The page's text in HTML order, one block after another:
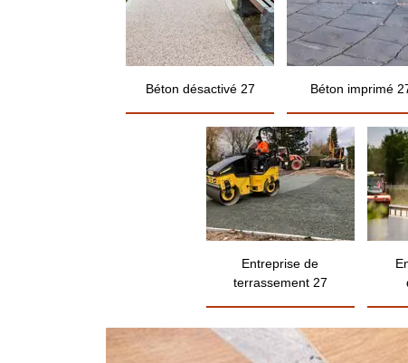
Béton désactivé 27 Béton imprimé
Entreprise de
terrassement 27